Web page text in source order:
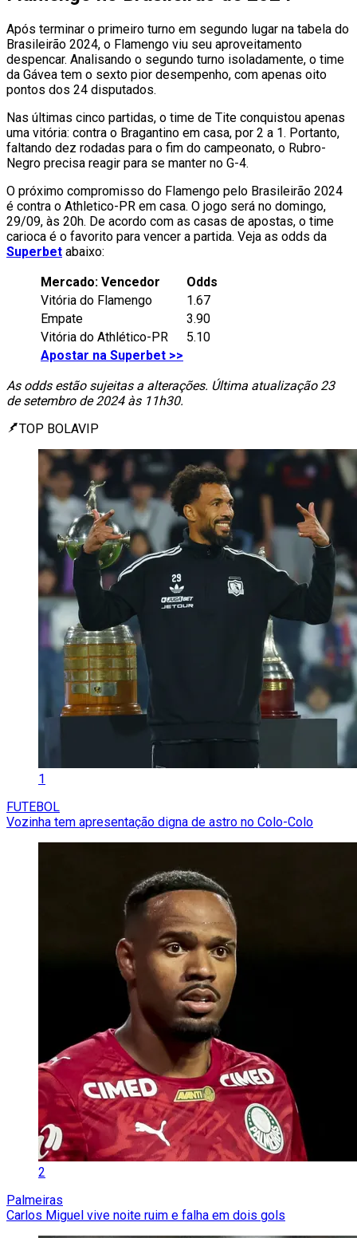
Após terminar o primeiro turno em segundo lugar na tabela do
Brasileirão 2024, o Flamengo viu seu aproveitamento
despencar. Analisando o segundo turno isoladamente, o time
da Gávea tem o sexto pior desempenho, com apenas oito
pontos dos 24 disputados.
Nas últimas cinco partidas, o time de Tite conquistou apenas
uma vitória: contra o Bragantino em casa, por 2 a 1. Portanto,
faltando dez rodadas para o fim do campeonato, o Rubro-
Negro precisa reagir para se manter no G-4.
O próximo compromisso do Flamengo pelo Brasileirão 2024
é contra o Athletico-PR em casa. O jogo será no domingo,
29/09, às 20h. De acordo com as casas de apostas, o time
carioca é o favorito para vencer a partida. Veja as odds da
Superbet abaixo:
Mercado: Vencedor
Odds
Vitória do Flamengo
1.67
Empate
3.90
Vitória do Athlético-PR
5.10
Apostar na Superbet >>
As odds estão sujeitas a alterações. Última atualização 23
de setembro de 2024 às 11h30.
TOP BOLAVIP
1
FUTEBOL
Vozinha tem apresentação digna de astro no Colo-Colo
2
Palmeiras
Carlos Miguel vive noite ruim e falha em dois gols